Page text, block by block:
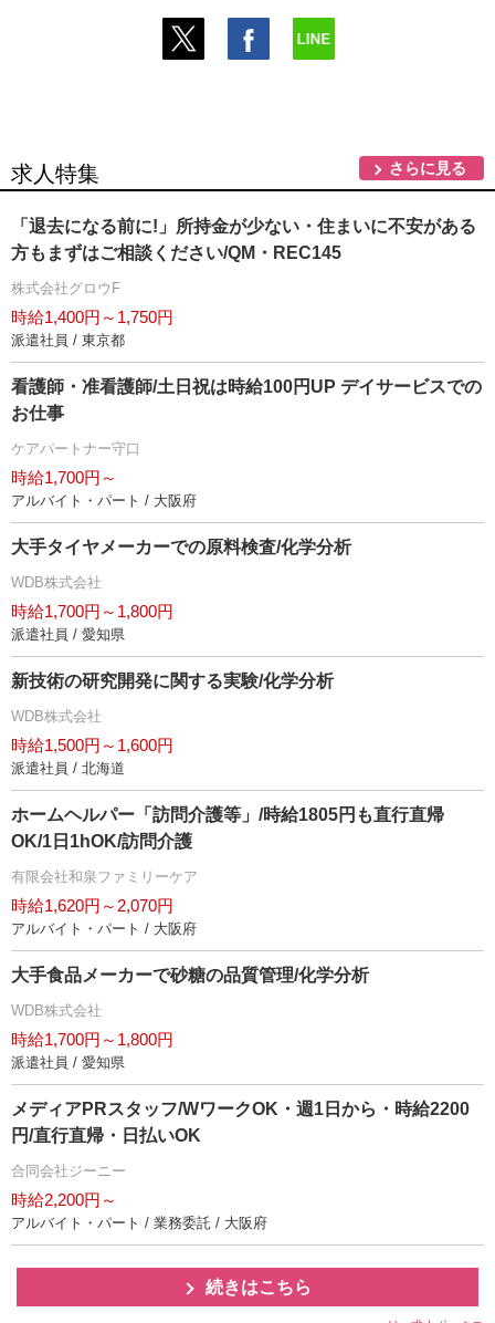
求人特集 さらに見る
「退去になる前に!」所持金が少ない・住まいに不安がある
方もまずはご相談ください/QM・REC145
株式会社グロウF
時給1,400円～1,750円
派遣社員 / 東京都
看護師・准看護師/土日祝は時給100円UP デイサービスでの
お仕事
ケアパートナー守口
時給1,700円～
アルバイト・パート / 大阪府
大手タイヤメーカーでの原料検査/化学分析
WDB株式会社
時給1,700円～1,800円
派遣社員 / 愛知県
新技術の研究開発に関する実験/化学分析
WDB株式会社
時給1,500円～1,600円
派遣社員 / 北海道
ホームヘルパー「訪問介護等」/時給1805円も直行直帰
OK/1日1hOK/訪問介護
有限会社和泉ファミリーケア
時給1,620円～2,070円
アルバイト・パート / 大阪府
大手食品メーカーで砂糖の品質管理/化学分析
WDB株式会社
時給1,700円～1,800円
派遣社員 / 愛知県
メディアPRスタッフ/WワークOK・週1日から・時給2200
円/直行直帰・日払いOK
合同会社ジーニー
時給2,200円～
アルバイト・パート / 業務委託 / 大阪府
続きはこちら